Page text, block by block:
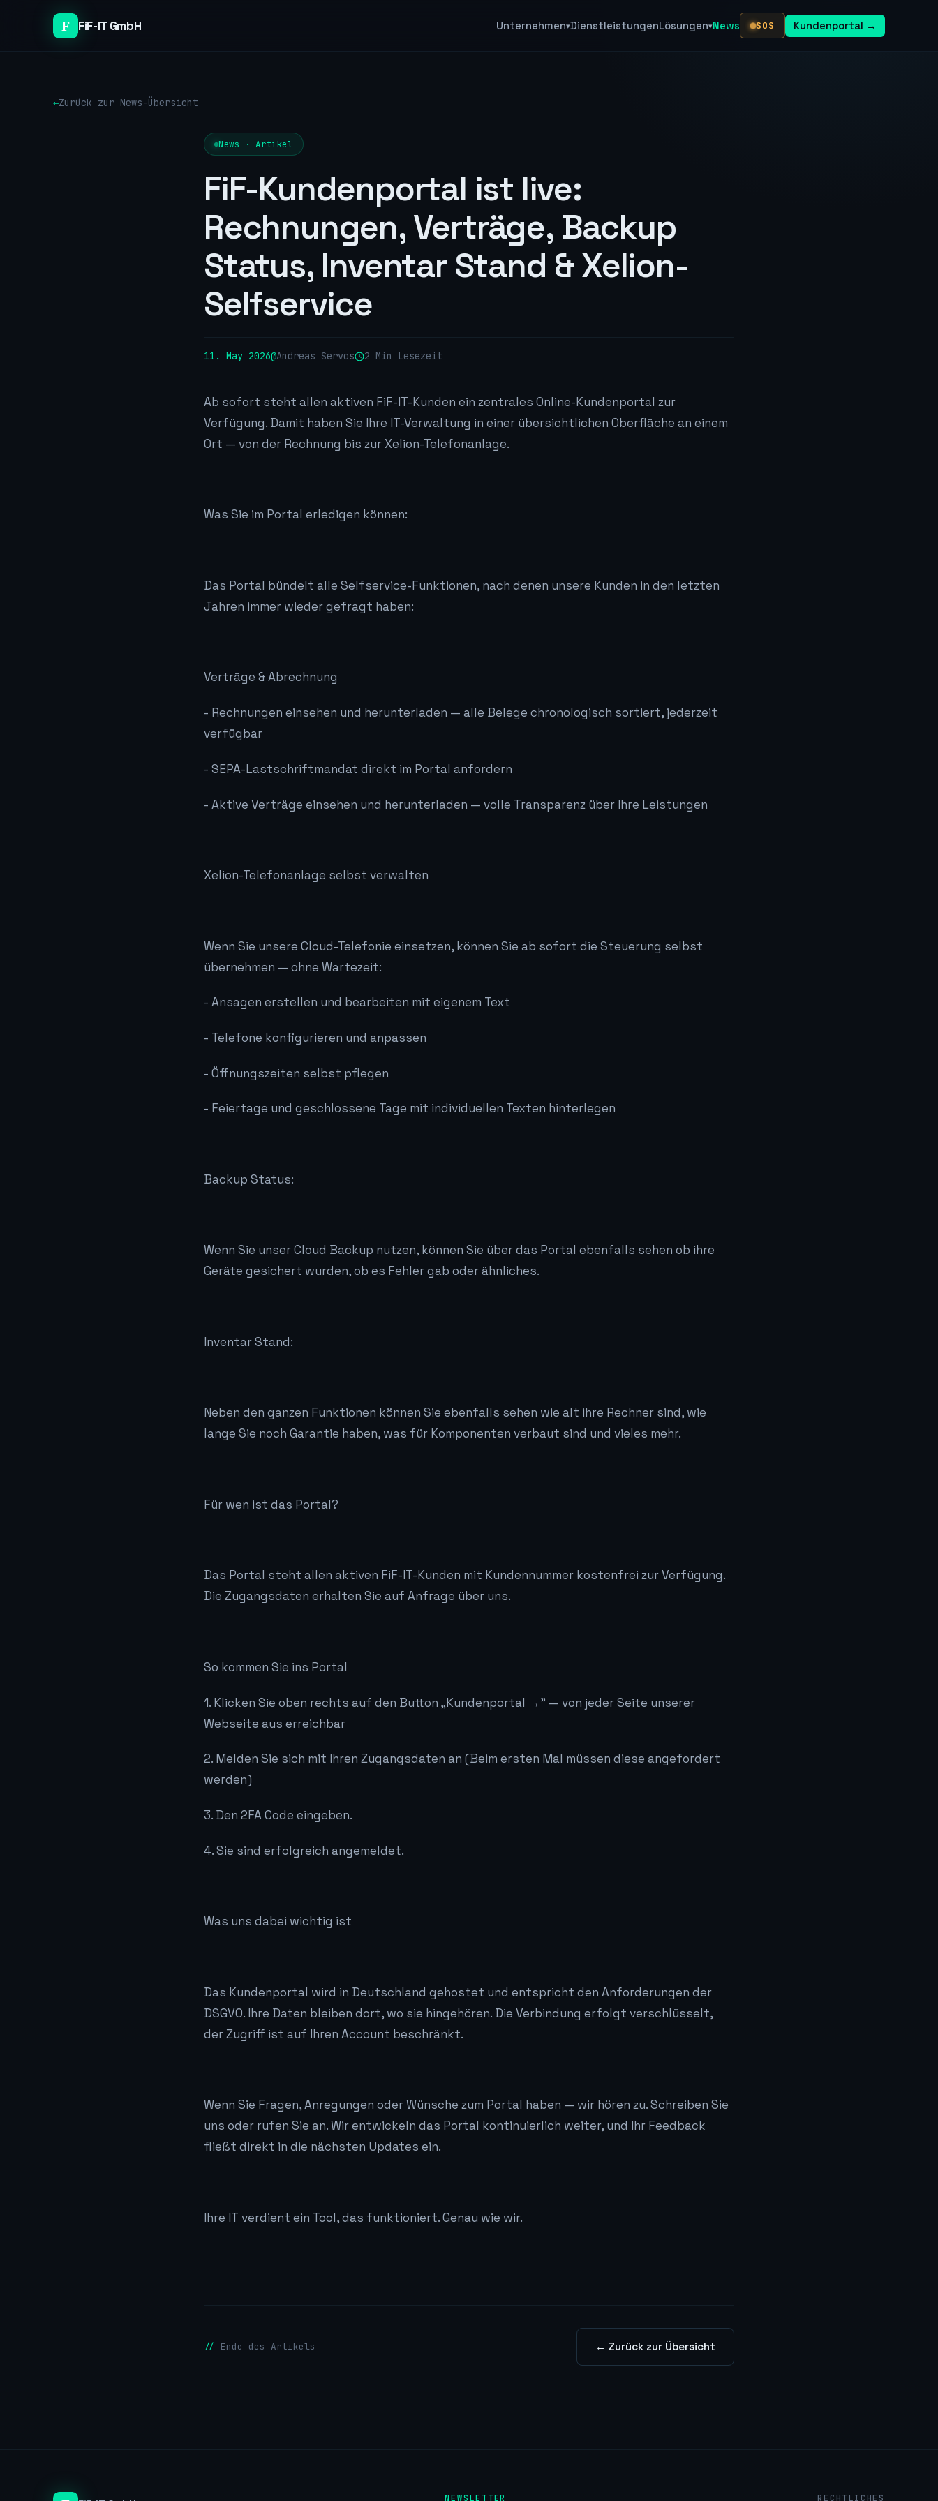
FiF-IT GmbH Unternehmen▾DienstleistungenLösungen▾News SOS Kundenportal →
Zurück zur News-Übersicht
News · Artikel
FiF-Kundenportal ist live:
Rechnungen, Verträge, Backup
Status, Inventar Stand & Xelion-
Selfservice
11. May 2026 Andreas Servos 2 Min Lesezeit
Ab sofort steht allen aktiven FiF-IT-Kunden ein zentrales Online-Kundenportal zur
Verfügung. Damit haben Sie Ihre IT-Verwaltung in einer übersichtlichen Oberfläche an einem
Ort — von der Rechnung bis zur Xelion-Telefonanlage.
Was Sie im Portal erledigen können:
Das Portal bündelt alle Selfservice-Funktionen, nach denen unsere Kunden in den letzten
Jahren immer wieder gefragt haben:
Verträge & Abrechnung
- Rechnungen einsehen und herunterladen — alle Belege chronologisch sortiert, jederzeit
verfügbar
- SEPA-Lastschriftmandat direkt im Portal anfordern
- Aktive Verträge einsehen und herunterladen — volle Transparenz über Ihre Leistungen
Xelion-Telefonanlage selbst verwalten
Wenn Sie unsere Cloud-Telefonie einsetzen, können Sie ab sofort die Steuerung selbst
übernehmen — ohne Wartezeit:
- Ansagen erstellen und bearbeiten mit eigenem Text
- Telefone konfigurieren und anpassen
- Öffnungszeiten selbst pflegen
- Feiertage und geschlossene Tage mit individuellen Texten hinterlegen
Backup Status:
Wenn Sie unser Cloud Backup nutzen, können Sie über das Portal ebenfalls sehen ob ihre
Geräte gesichert wurden, ob es Fehler gab oder ähnliches.
Inventar Stand:
Neben den ganzen Funktionen können Sie ebenfalls sehen wie alt ihre Rechner sind, wie
lange Sie noch Garantie haben, was für Komponenten verbaut sind und vieles mehr.
Für wen ist das Portal?
Das Portal steht allen aktiven FiF-IT-Kunden mit Kundennummer kostenfrei zur Verfügung.
Die Zugangsdaten erhalten Sie auf Anfrage über uns.
So kommen Sie ins Portal
1. Klicken Sie oben rechts auf den Button „Kundenportal →" — von jeder Seite unserer
Webseite aus erreichbar
2. Melden Sie sich mit Ihren Zugangsdaten an (Beim ersten Mal müssen diese angefordert
werden)
3. Den 2FA Code eingeben.
4. Sie sind erfolgreich angemeldet.
Was uns dabei wichtig ist
Das Kundenportal wird in Deutschland gehostet und entspricht den Anforderungen der
DSGVO. Ihre Daten bleiben dort, wo sie hingehören. Die Verbindung erfolgt verschlüsselt,
der Zugriff ist auf Ihren Account beschränkt.
Wenn Sie Fragen, Anregungen oder Wünsche zum Portal haben — wir hören zu. Schreiben Sie
uns oder rufen Sie an. Wir entwickeln das Portal kontinuierlich weiter, und Ihr Feedback
fließt direkt in die nächsten Updates ein.
Ihre IT verdient ein Tool, das funktioniert. Genau wie wir.
Ende des Artikels ← Zurück zur Übersicht
NEWSLETTER RECHTLICHES